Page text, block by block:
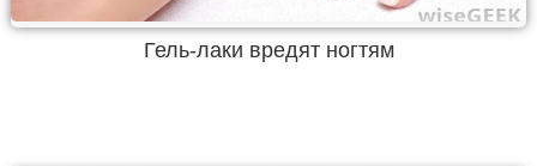
Гель-лаки вредят ногтям